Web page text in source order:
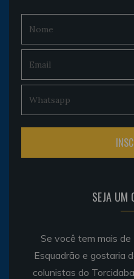
SEJA UM
Se você tem mais
Esquadrão e gostaria
colunistas do